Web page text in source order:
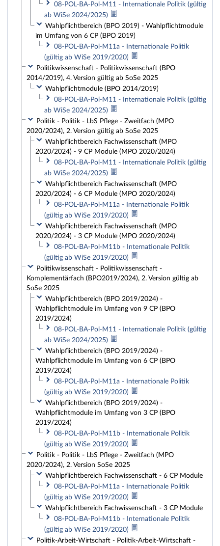
08-POL-BA-Pol-M11 - Internationale Politik (gültig
ab WiSe 2024/2025)
Wahlpflichtbereich (BPO 2019) - Wahlpflichtmodule
im Umfang von 6 CP (BPO 2019)
08-POL-BA-Pol-M11a - Internationale Politik
(gültig ab WiSe 2019/2020)
Politikwissenschaft - Politikwissenschaft (BPO
2014/2019), 4. Version gültig ab SoSe 2025
Wahlpflichtmodule (BPO 2014/2019)
08-POL-BA-Pol-M11 - Internationale Politik (gültig
ab WiSe 2024/2025)
Politik - Politik - LbS Pflege - Zweitfach (MPO
2020/2024), 2. Version gültig ab SoSe 2025
Wahlpflichtbereich Fachwissenschaft (MPO
2020/2024) - 9 CP Module (MPO 2020/2024)
08-POL-BA-Pol-M11 - Internationale Politik (gültig
ab WiSe 2024/2025)
Wahlpflichtbereich Fachwissenschaft (MPO
2020/2024) - 6 CP Module (MPO 2020/2024)
08-POL-BA-Pol-M11a - Internationale Politik
(gültig ab WiSe 2019/2020)
Wahlpflichtbereich Fachwissenschaft (MPO
2020/2024) - 3 CP Module (MPO 2020/2024)
08-POL-BA-Pol-M11b - Internationale Politik
(gültig ab WiSe 2019/2020)
Politikwissenschaft - Politikwissenschaft -
Komplementärfach (BPO2019/2024), 2. Version gültig ab
SoSe 2025
Wahlpflichtbereich (BPO 2019/2024) -
Wahlpflichtmodule im Umfang von 9 CP (BPO
2019/2024)
08-POL-BA-Pol-M11 - Internationale Politik (gültig
ab WiSe 2024/2025)
Wahlpflichtbereich (BPO 2019/2024) -
Wahlpflichtmodule im Umfang von 6 CP (BPO
2019/2024)
08-POL-BA-Pol-M11a - Internationale Politik
(gültig ab WiSe 2019/2020)
Wahlpflichtbereich (BPO 2019/2024) -
Wahlpflichtmodule im Umfang von 3 CP (BPO
2019/2024)
08-POL-BA-Pol-M11b - Internationale Politik
(gültig ab WiSe 2019/2020)
Politik - Politik - LbS Pflege - Zweitfach (MPO
2020/2024), 2. Version SoSe 2025
Wahlpflichtbereich Fachwissenschaft - 6 CP Module
08-POL-BA-Pol-M11a - Internationale Politik
(gültig ab WiSe 2019/2020)
Wahlpflichtbereich Fachwissenschaft - 3 CP Module
08-POL-BA-Pol-M11b - Internationale Politik
(gültig ab WiSe 2019/2020)
Politik-Arbeit-Wirtschaft - Politik-Arbeit-Wirtschaft -